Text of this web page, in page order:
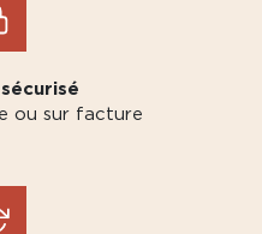
ou sur facture